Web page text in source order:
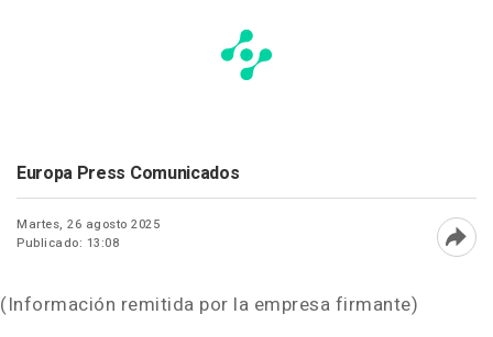
Europa Press Comunicados
Martes, 26 agosto 2025
Publicado: 13:08
(Información remitida por la empresa firmante)